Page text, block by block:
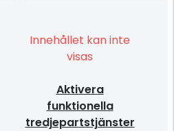
Innehållet kan inte
visas
Aktivera
funktionella
tredjepartstjänster